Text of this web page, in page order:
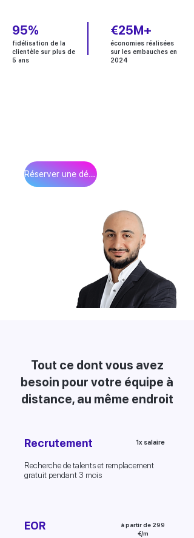
95%
fidélisation de la
clientèle sur plus de
5 ans
€25M+
économies réalisées
sur les embauches en
2024
Réserver une démo
Tout ce dont vous avez
besoin pour votre équipe à
distance, au même endroit
Recrutement 1x salaire
Recherche de talents et remplacement
gratuit pendant 3 mois
EOR
à partir de 299
€/m